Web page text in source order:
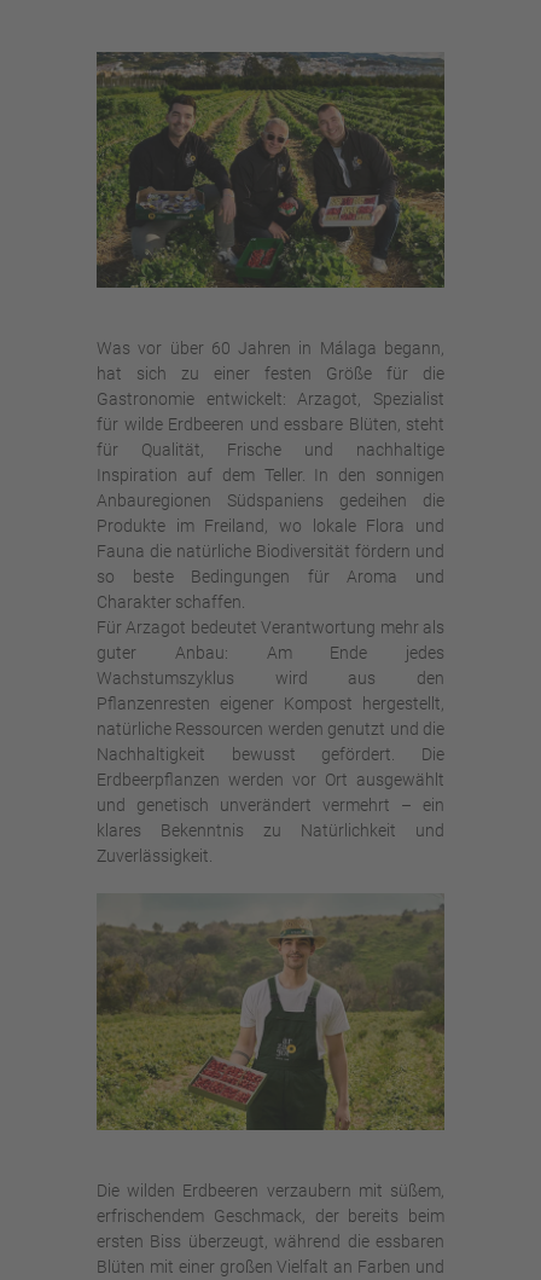
Was vor über 60 Jahren in Málaga begann,
hat sich zu einer festen Größe für die
Gastronomie entwickelt: Arzagot, Spezialist
für wilde Erdbeeren und essbare Blüten, steht
für Qualität, Frische und nachhaltige
Inspiration auf dem Teller. In den sonnigen
Anbauregionen Südspaniens gedeihen die
Produkte im Freiland, wo lokale Flora und
Fauna die natürliche Biodiversität fördern und
so beste Bedingungen für Aroma und
Charakter schaffen.
Für Arzagot bedeutet Verantwortung mehr als
guter Anbau: Am Ende jedes
Wachstumszyklus wird aus den
Pflanzenresten eigener Kompost hergestellt,
natürliche Ressourcen werden genutzt und die
Nachhaltigkeit bewusst gefördert. Die
Erdbeerpflanzen werden vor Ort ausgewählt
und genetisch unverändert vermehrt – ein
klares Bekenntnis zu Natürlichkeit und
Zuverlässigkeit.
Die wilden Erdbeeren verzaubern mit süßem,
erfrischendem Geschmack, der bereits beim
ersten Biss überzeugt, während die essbaren
Blüten mit einer großen Vielfalt an Farben und